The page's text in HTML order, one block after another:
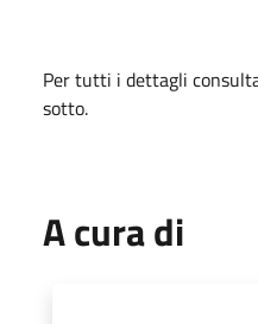
Per tutti i dettagli
sotto.
A cura di